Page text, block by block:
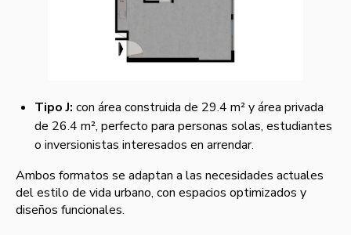
Tipo J: con área construida de 29.4 m² y área privada
de 26.4 m², perfecto para personas solas, estudiantes
o inversionistas interesados en arrendar.
Ambos formatos se adaptan a las necesidades actuales
del estilo de vida urbano, con espacios optimizados y
diseños funcionales.